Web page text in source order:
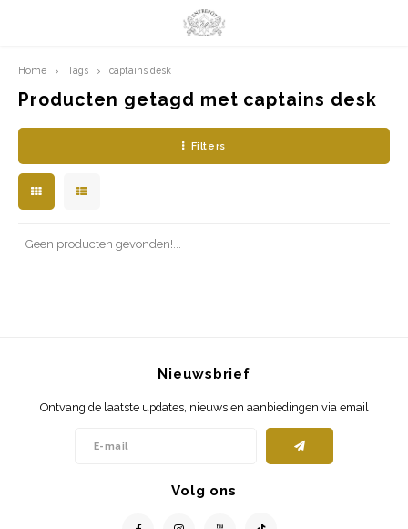
Hoofdmenu / limited prints
LIMITED PRINTS
CLASSIC LADIES
ORIENTAL
Hoofdmenu
Taal
Nederlands
Home Tags captains desk
Producten getagd met captains desk
Filters
Geen producten gevonden!...
Nieuwsbrief
Ontvang de laatste updates, nieuws en aanbiedingen via email
Volg ons